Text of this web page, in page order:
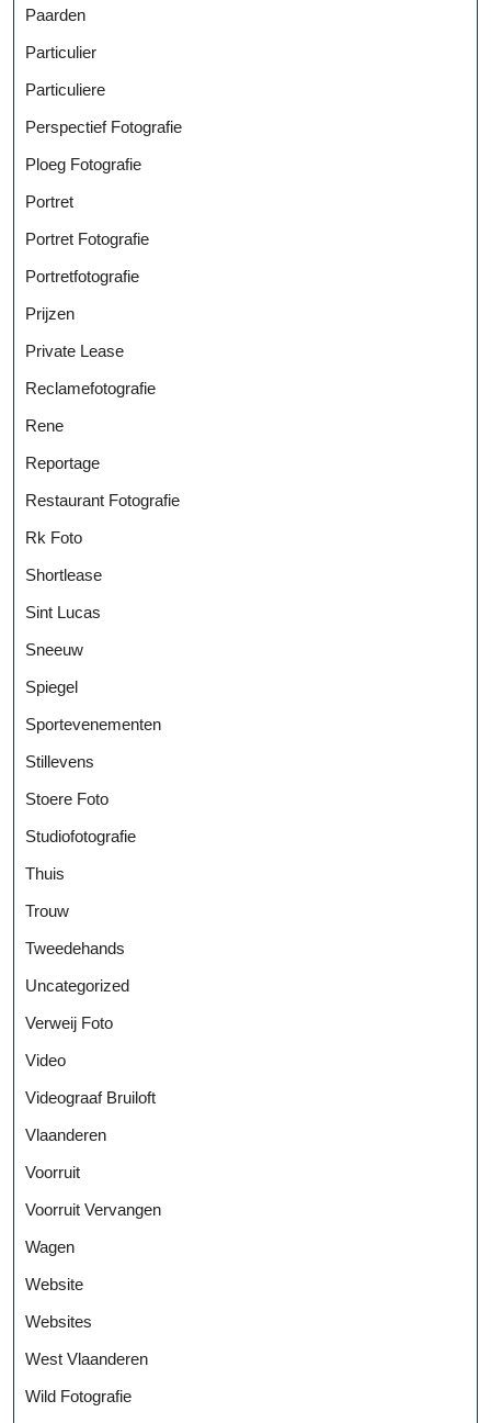
Paarden
Particulier
Particuliere
Perspectief Fotografie
Ploeg Fotografie
Portret
Portret Fotografie
Portretfotografie
Prijzen
Private Lease
Reclamefotografie
Rene
Reportage
Restaurant Fotografie
Rk Foto
Shortlease
Sint Lucas
Sneeuw
Spiegel
Sportevenementen
Stillevens
Stoere Foto
Studiofotografie
Thuis
Trouw
Tweedehands
Uncategorized
Verweij Foto
Video
Videograaf Bruiloft
Vlaanderen
Voorruit
Voorruit Vervangen
Wagen
Website
Websites
West Vlaanderen
Wild Fotografie